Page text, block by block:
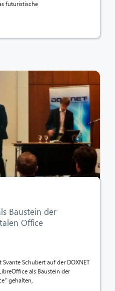
futuristische
Baustein der
Office
Schubert auf der DOXNET
als Baustein der
gehalten,